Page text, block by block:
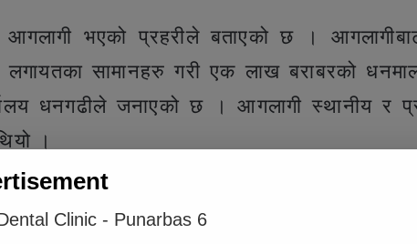
आगलागी भएको प्रहरीले बताएको छ ।
लगायतका सामानहरु गरी एक लाख बराबरको
धनगढीले जनाएको छ । आगलागी स्थानीय र
।
Article inline ad #1
Clinic - Punarbas 6